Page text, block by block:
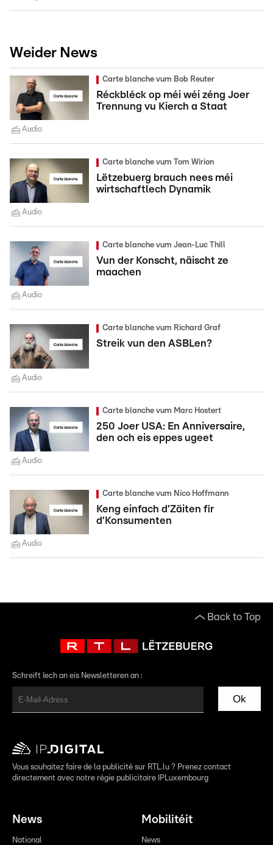
Weider News
Carte blanche vum Bob Reuter
Réckbléck op méi wéi zéng Joer
Trennung vu Kierch a Staat
Audio
Carte blanche vum Tom Wirion
Lëtzebuerg brauch nees méi
wirtschaftlech Dynamik
Audio
Carte blanche vum Jean-Luc Thill
Vun der Konscht, näischt ze
maachen
Audio
Carte blanche vum Richard Graf
Streik vun den ASBLen?
Audio
Carte blanche vum Marc Hostert
250 Joer USA: En Anniversaire,
den och eis eppes ugeet
Audio
Carte blanche vum Nico Hoffmann
Keng einfach d’Zäiten fir
d’Konsumenten
Audio
Back to Top
Schreift Iech an eis Newsletteren an :
Ok
Vous souhaitez faire de la publicité sur RTL.lu ? Prenez contact
directement avec notre régie publicitaire IPLuxembourg
News
National
Mobilitéit
News